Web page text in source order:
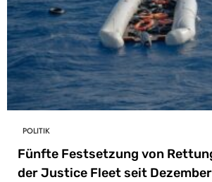
POLITIK
Fünfte Festsetzung von
der Justice Fleet seit